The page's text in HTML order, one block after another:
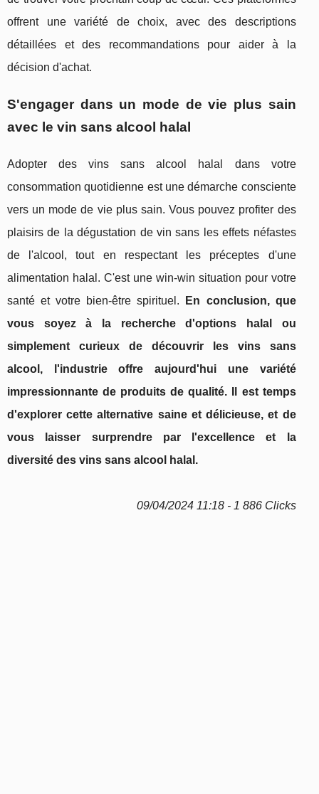
offrent une variété de choix, avec des descriptions
détaillées et des recommandations pour aider à la
décision d'achat.
S'engager dans un mode de vie plus sain
avec le vin sans alcool halal
Adopter des vins sans alcool halal dans votre
consommation quotidienne est une démarche consciente
vers un mode de vie plus sain. Vous pouvez profiter des
plaisirs de la dégustation de vin sans les effets néfastes
de l'alcool, tout en respectant les préceptes d'une
alimentation halal. C'est une win-win situation pour votre
santé et votre bien-être spirituel.
En conclusion, que
vous soyez à la recherche d'options halal ou
simplement curieux de découvrir les vins sans
alcool, l'industrie offre aujourd'hui une variété
impressionnante de produits de qualité. Il est temps
d'explorer cette alternative saine et délicieuse, et de
vous laisser surprendre par l'excellence et la
diversité des vins sans alcool halal.
09/04/2024 11:18 - 1 886 Clicks